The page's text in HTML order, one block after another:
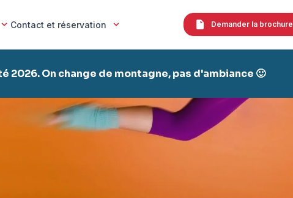
Contact et réservation Demander la brochure
2026. On change de montagne, pas d'ambiance 🙂